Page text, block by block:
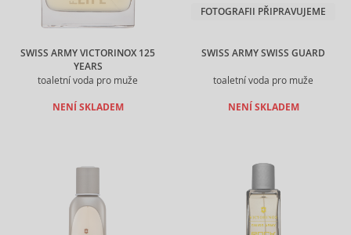
SWISS ARMY VICTORINOX 125
YEARS
toaletní voda pro muže
NENÍ SKLADEM
SWISS ARMY SWISS GUARD
toaletní voda pro muže
FOTOGRAFII PŘIPRAVUJEME
NENÍ SKLADEM